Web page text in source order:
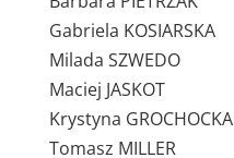
Gabriela KOSIARSKA
Milada SZWEDO
Maciej JASKOT
Krystyna GROCHOCKA
Tomasz MILLER